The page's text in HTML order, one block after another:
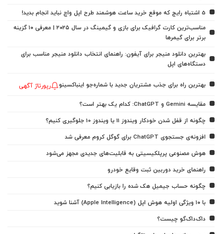
5 اشتباه رایج که موقع خرید ساعت هوشمند طرح اپل واچ نباید انجام بدید!
مناسب‌ترین کارت گرافیک برای بازی و گیمینگ در سال ۲۰۲۵ | معرفی ۱۰ گزینه
برتر برای گیمرها
بهترین دانلود منیجر برای آیفون: راهنمای انتخاب دانلود منیجر مناسب برای
دستگاه‌های اپل
بهترین راه برای جذب مشتریان جدید با شماره‌جو اینباکسینو رپورتاژ آگهی
مقایسه Gemini و ChatGPT: کدام یک بهتر است؟
چگونه از قفل شدن خودکار ویندوز 11 یا ویندوز 10 جلوگیری کنیم؟
افزونه‌ی جستجوی ChatGPT برای گوگل کروم معرفی شد
هوش مصنوعی پرپلکیسیتی به قابلیت‌های جدیدی مجهز می‌شود
راهنمای خرید دوربین ثبت وقایع خودرو
چگونه حساب جیمیل هک شده را بازیابی کنیم؟
با ۱۰ ویژگی اولیه هوش اپل (Apple Intelligence) آشنا شوید
داک‌داک‌گو چیست؟